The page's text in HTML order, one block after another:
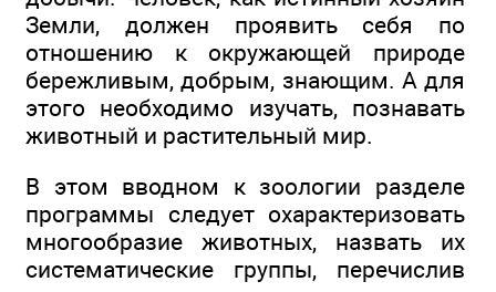
Земли, должен проявить себя по
отношению к окружающей природе
бережливым, добрым, знающим. А для
этого необходимо изучать, познавать
животный и растительный мир.
В этом вводном к зоологии разделе
программы следует охарактеризовать
многообразие животных, назвать их
систематические группы, перечислив